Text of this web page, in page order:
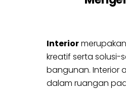
Interior
kreatif serta solusi-
bangunan. Interior
dalam ruangan